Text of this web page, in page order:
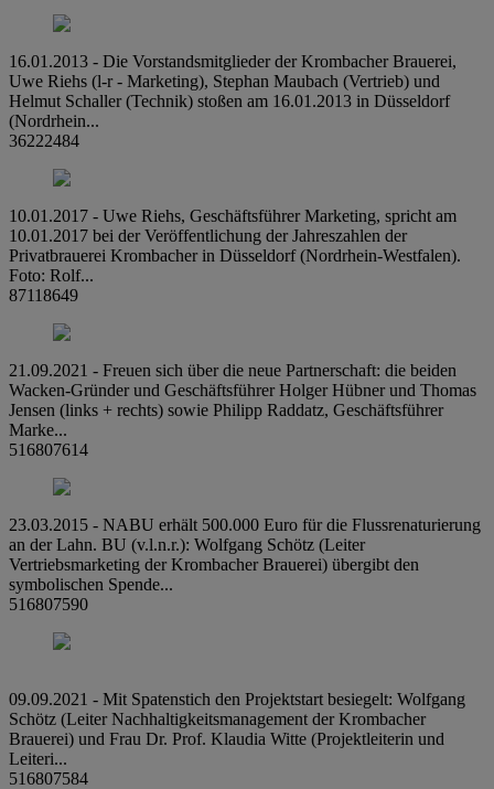
16.01.2013 - Die Vorstandsmitglieder der Krombacher Brauerei,
Uwe Riehs (l-r - Marketing), Stephan Maubach (Vertrieb) und
Helmut Schaller (Technik) stoßen am 16.01.2013 in Düsseldorf
(Nordrhein...
36222484
10.01.2017 - Uwe Riehs, Geschäftsführer Marketing, spricht am
10.01.2017 bei der Veröffentlichung der Jahreszahlen der
Privatbrauerei Krombacher in Düsseldorf (Nordrhein-Westfalen).
Foto: Rolf...
87118649
21.09.2021 - Freuen sich über die neue Partnerschaft: die beiden
Wacken-Gründer und Geschäftsführer Holger Hübner und Thomas
Jensen (links + rechts) sowie Philipp Raddatz, Geschäftsführer
Marke...
516807614
23.03.2015 - NABU erhält 500.000 Euro für die Flussrenaturierung
an der Lahn. BU (v.l.n.r.): Wolfgang Schötz (Leiter
Vertriebsmarketing der Krombacher Brauerei) übergibt den
symbolischen Spende...
516807590
09.09.2021 - Mit Spatenstich den Projektstart besiegelt: Wolfgang
Schötz (Leiter Nachhaltigkeitsmanagement der Krombacher
Brauerei) und Frau Dr. Prof. Klaudia Witte (Projektleiterin und
Leiteri...
516807584